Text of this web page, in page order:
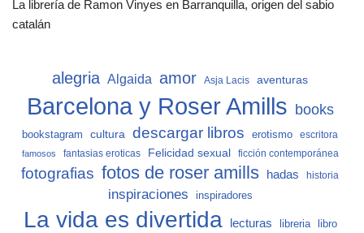
La librería de Ramon Vinyes en Barranquilla, origen del sabio
catalán
alegria Algaida amor Asja Lacis aventuras
Barcelona y Roser Amills books
bookstagram cultura descargar libros erotismo escritora
famosos fantasias eroticas Felicidad sexual ficción contemporánea
fotografias fotos de roser amills hadas historia
inspiraciones inspiradores
La vida es divertida lecturas libreria
libro